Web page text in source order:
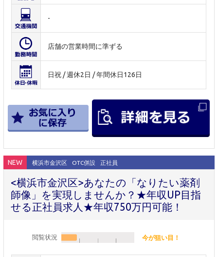
-
店舗の営業時間に準ずる
日祝 / 週休2日 / 年間休日126日
NEW 横浜市金沢区 OTC併設 正社員
<横浜市金沢区>あなたの「なりたい薬剤
師像」を実現しませんか？★年収UP目指
せる正社員求人★年収750万円可能！
閲覧状況 今が狙い目！